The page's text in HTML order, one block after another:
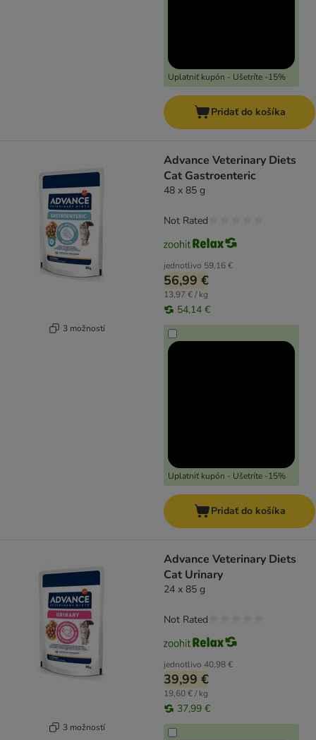
Uplatniť kupón - Ušetríte -15%
Pridať do košíka
3 možností
Advance Veterinary Diets
Cat Gastroenteric
48 x 85 g
jednotlivo 59,16 €
56,99 €
13,97 € / kg
54,14 €
Uplatniť kupón - Ušetríte -15%
Not Rated
Pridať do košíka
3 možností
Advance Veterinary Diets
Cat Urinary
24 x 85 g
jednotlivo 40,98 €
39,99 €
19,60 € / kg
37,99 €
Not Rated